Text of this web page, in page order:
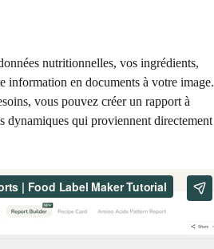
nutritionnelles, vos ingrédients,
information en documents à votre image.
vous pouvez créer un rapport à
dynamiques qui proviennent directement